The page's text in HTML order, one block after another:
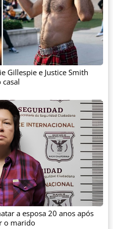
Gillespie e Justice Smith
casal
a esposa 20 anos após
o marido